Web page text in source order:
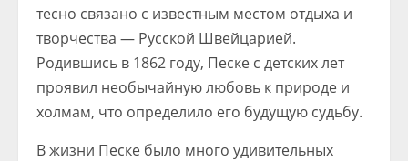
тесно связано с известным местом отдыха и
творчества — Русской Швейцарией.
Родившись в 1862 году, Песке с детских лет
проявил необычайную любовь к природе и
холмам, что определило его будущую судьбу.
В жизни Песке было много удивительных